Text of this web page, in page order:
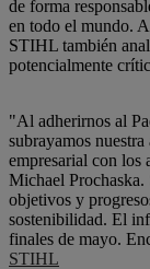
de forma
en todo el mundo.
STIHL también
potencialmente
"Al adherirnos al
subrayamos
empresarial con los
Michael
objetivos y
sostenibilidad. El
finales de mayo.
STIHL